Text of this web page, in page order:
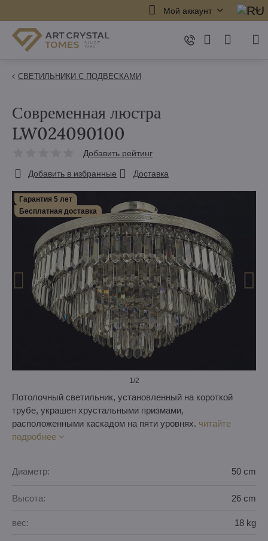
Мой аккаунт
СВЕТИЛЬНИКИ С ПОДВЕСКАМИ
Гарантия 5 лет
Бесплатная доставка
1/2
Современная люстра
LW024090100
Добавить рейтинг
Добавить в избранные Доставка
Потолочный светильник, установленный на короткой
трубе, украшен хрустальными призмами,
расположенными каскадом на пяти уровнях. читайте
подробнее
Диаметр: 50 cm
Высота: 26 cm
вес: 18 kg